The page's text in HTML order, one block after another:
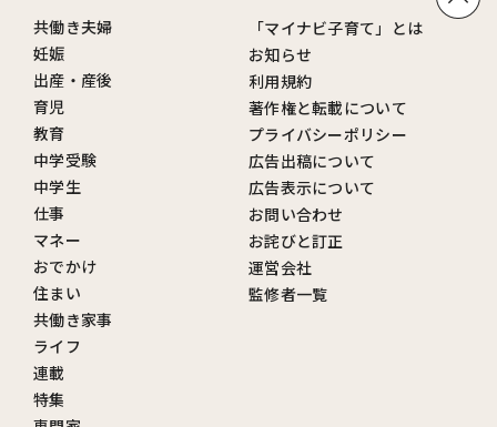
共働き夫婦
妊娠
出産・産後
育児
教育
中学受験
中学生
仕事
マネー
おでかけ
住まい
共働き家事
ライフ
連載
特集
「マイナビ子育て」とは
お知らせ
利用規約
著作権と転載について
プライバシーポリシー
広告出稿について
広告表示について
お問い合わせ
お詫びと訂正
運営会社
監修者一覧